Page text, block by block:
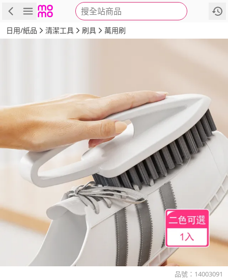
搜全站商品
商品 評價 詳情
日用/紙品 清潔工具 刷具 萬用刷
品號： 14003091